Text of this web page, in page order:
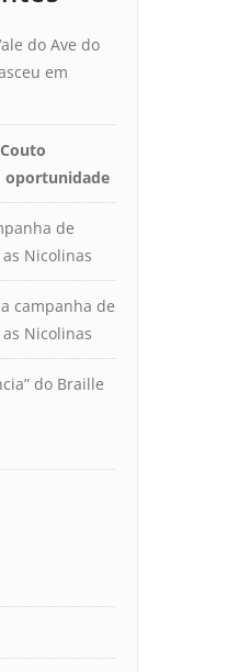
do Ave do
em
oportunidade
de
Nicolinas
campanha de
Nicolinas
do Braille